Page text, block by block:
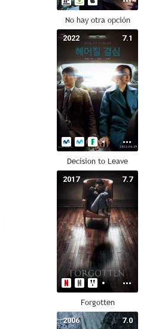
No hay otra opción
7.1
2022
Decision to Leave
7.7
2017
Forgotten
7.0
2006